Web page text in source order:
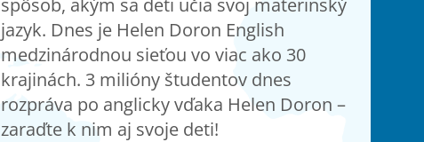
spôsob, akým sa deti učia svoj materinský
jazyk. Dnes je Helen Doron English
medzinárodnou sieťou vo viac ako 30
krajinách. 3 milióny študentov dnes
rozpráva po anglicky vďaka Helen Doron –
zaraďte k nim aj svoje deti!